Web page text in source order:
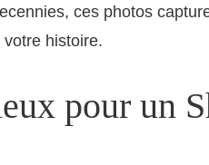
ces photos
histoire.
pour un